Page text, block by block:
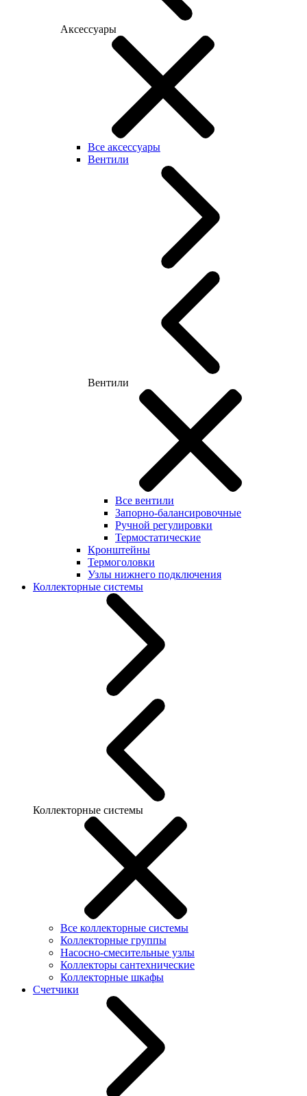
Аксессуары
Все аксессуары
Вентили
Вентили
Все вентили
Запорно-балансировочные
Ручной регулировки
Термостатические
Кронштейны
Термоголовки
Узлы нижнего подключения
Коллекторные системы
Коллекторные системы
Все коллекторные системы
Коллекторные группы
Насосно-смесительные узлы
Коллекторы сантехнические
Коллекторные шкафы
Счетчики